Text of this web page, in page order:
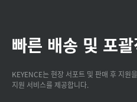
빠른 배송 및 포
KEYENCE는 현장 서포트 및 판매 후 지원
지원 서비스를 제공합니다.